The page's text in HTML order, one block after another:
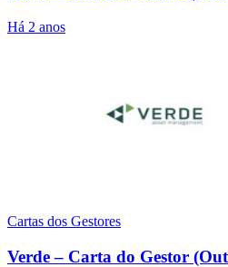
Há 2 anos
Cartas dos Gestores
Verde – Carta do Gestor